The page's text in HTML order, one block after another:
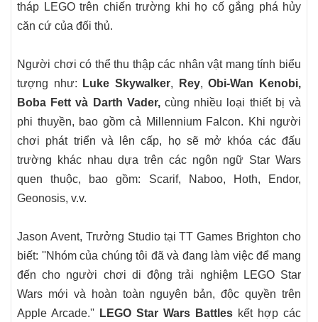
tháp LEGO trên chiến trường khi họ cố gắng phá hủy
căn cứ của đối thủ.
Người chơi có thể thu thập các nhân vật mang tính biểu
tượng như:
Luke Skywalker, Rey,Obi-Wan Kenobi,
Boba Fett và Darth Vader,cùng nhiều loại thiết bị và
phi thuyền, bao gồm cả Millennium Falcon. Khi người
chơi phát triển và lên cấp, họ sẽ mở khóa các đấu
trường khác nhau dựa trên các ngôn ngữ Star Wars
quen thuộc, bao gồm: Scarif, Naboo, Hoth, Endor,
Geonosis, v.v.
Jason Avent, Trưởng Studio tại TT Games Brighton cho
biết: ''Nhóm của chúng tôi đã và đang làm việc để mang
đến cho người chơi di động trải nghiệm LEGO Star
Wars mới và hoàn toàn nguyên bản, độc quyền trên
Apple Arcade.'' LEGO Star Wars Battles kết hợp các